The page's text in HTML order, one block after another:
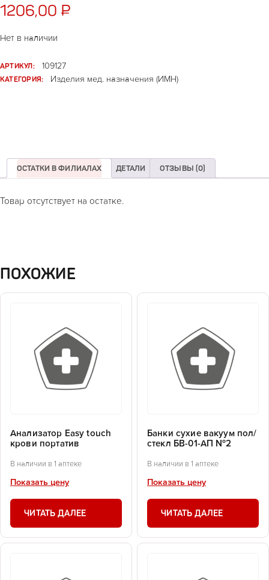
1206,00 ₽
Нет в наличии
АРТИКУЛ:
109127
КАТЕГОРИЯ:
Изделия мед. назначения (ИМН)
ОСТАТКИ В ФИЛИАЛАХ ДЕТАЛИ ОТЗЫВЫ (0)
Товар отсутствует на остатке.
ПОХОЖИЕ
Анализатор Еasy touch
крови портатив
В наличии в 1 аптеке
Показать цену
ЧИТАТЬ ДАЛЕЕ
Банки сухие вакуум пол/
стекл БВ-01-АП №2
В наличии в 1 аптеке
Показать цену
ЧИТАТЬ ДАЛЕЕ